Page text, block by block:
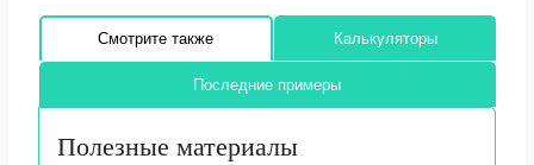
Смотрите также Калькуляторы
Последние примеры
Полезные материалы